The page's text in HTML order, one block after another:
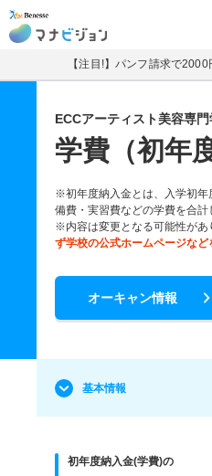
マナビジョン
【注目!】パンフ請求で
ECCアーティスト美容専
学費（初年
※初年度納入金とは、入学初年
備費・実習費などの学費を合計
※内容は変更となる可能性があ
ず学校の公式ホームページなど
オーキャン情報
基本情報
初年度納入金(学費)の